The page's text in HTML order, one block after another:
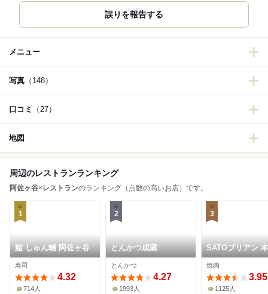
誤りを報告する
メニュー
写真 （148）
口コミ （27）
地図
周辺のレストランランキング
阿佐ヶ谷× レストランのランキング（点数の高いお店）です。
1
鮨 しゅん輔 阿佐ヶ谷
寿司
4.32
714人
2
とんかつ成蔵
とんかつ
4.27
1993人
3
SATOブリアン
焼肉
3.95
1125人